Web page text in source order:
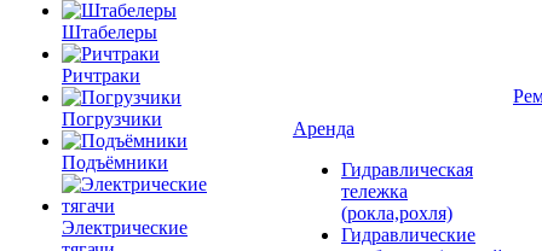
Штабелеры
Ричтраки
Погрузчики
Подъёмники
Электрические
Аренда
Гидравлическая
тележка
(рокла,рохля)
Гидравлические